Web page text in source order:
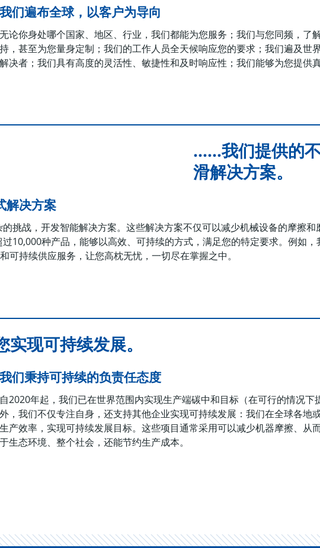
我们遍布全球，以客户为导向
无论你身处哪个国家、地区、行业，我们都能为您服务；我们与您同频，了
持，甚至为您量身定制；我们的工作人员全天候响应您的要求；我们遍及世
解决者；我们具有高度的灵活性、敏捷性和及时响应性；我们能够为您提供
……我们提供的
滑解决方案。
解决方案
挑战，开发智能解决方案。这些解决方案不仅可以减少机械设备的摩擦和
10,000种产品，能够以高效、可持续的方式，满足您的特定要求。例如，
可持续供应服务，让您高枕无忧，一切尽在掌握之中。
现可持续发展。
我们秉持可持续的负责任态度
自2020年起，我们已在世界范围内实现生产端碳中和目标（在可行的情况
外，我们不仅专注自身，还支持其他企业实现可持续发展：我们在全球各地
生产效率，实现可持续发展目标。这些项目通常采用可以减少机器摩擦、从
于生态环境、整个社会，还能节约生产成本。